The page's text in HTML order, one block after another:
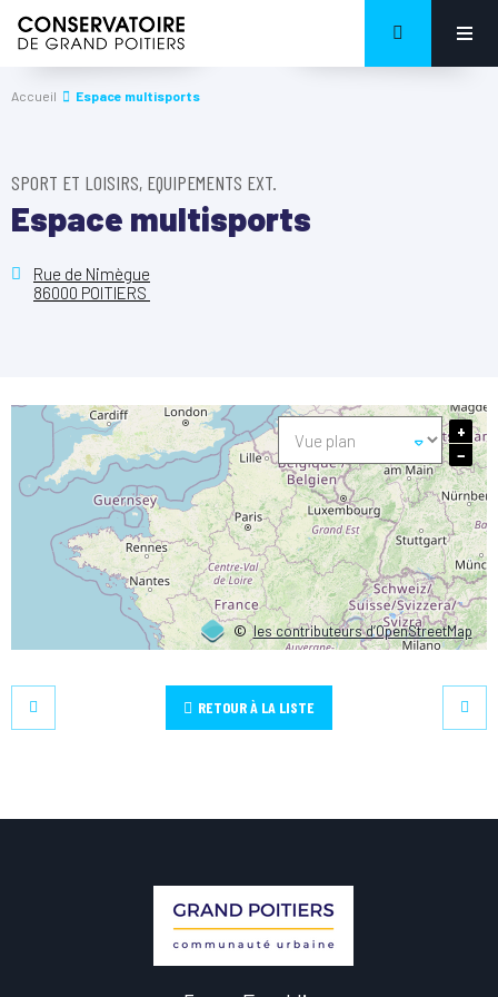
Accueil Espace multisports
SPORT ET LOISIRS, EQUIPEMENTS EXT.
Espace multisports
Rue de Nimègue
86000 POITIERS
©les contributeurs d’OpenStreetMap
+
−
RETOUR À LA LISTE